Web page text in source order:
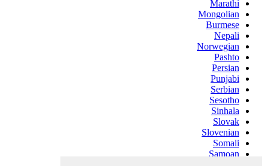
Marathi
Mongolian
Burmese
Nepali
Norwegian
Pashto
Persian
Punjabi
Serbian
Sesotho
Sinhala
Slovak
Slovenian
Somali
Samoan